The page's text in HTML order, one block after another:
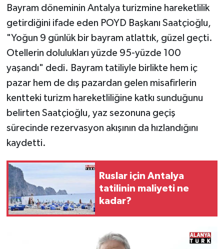
Bayram döneminin Antalya turizmine hareketlilik
getirdiğini ifade eden POYD Başkanı Saatçioğlu,
"Yoğun 9 günlük bir bayram atlattık, güzel geçti.
Otellerin dolulukları yüzde 95-yüzde 100
yaşandı" dedi. Bayram tatiliyle birlikte hem iç
pazar hem de dış pazardan gelen misafirlerin
kentteki turizm hareketliliğine katkı sunduğunu
belirten Saatçioğlu, yaz sezonuna geçiş
sürecinde rezervasyon akışının da hızlandığını
kaydetti.
Ruslar için Antalya
tatilinin maliyeti ne
kadar?